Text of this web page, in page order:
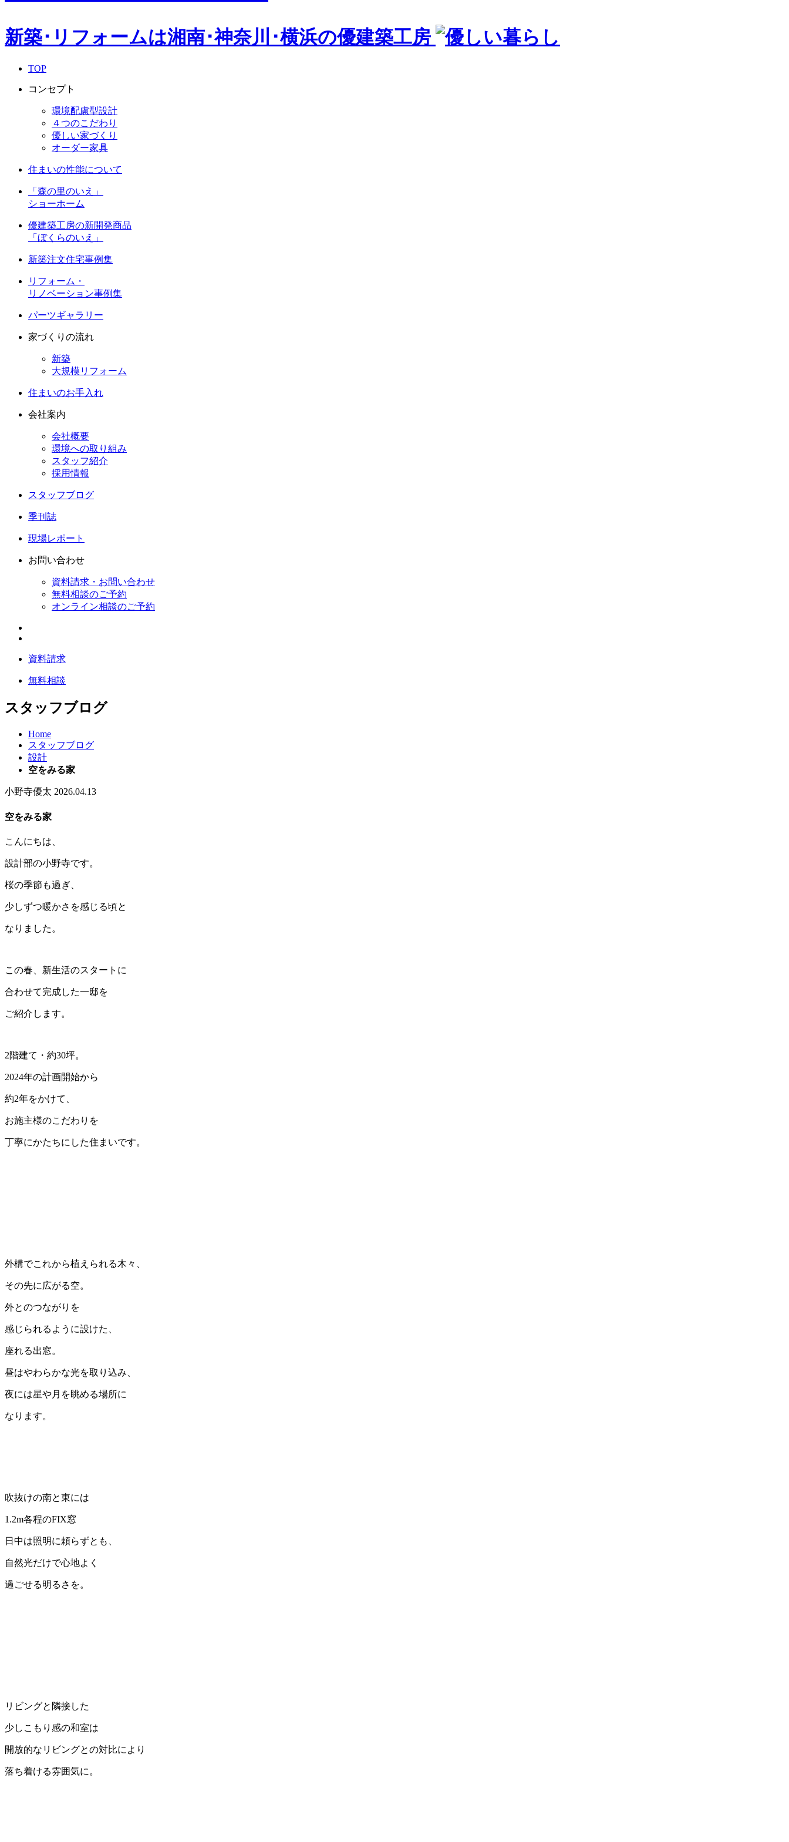
新築･リフォームは湘南･神奈川･横浜の優建築工房
TOP
コンセプト
環境配慮型設計
４つのこだわり
優しい家づくり
オーダー家具
住まいの性能について
「森の里のいえ」
ショーホーム
優建築工房の新開発商品
「ぼくらのいえ」
新築注文住宅事例集
リフォーム・
リノベーション事例集
パーツギャラリー
家づくりの流れ
新築
大規模リフォーム
住まいのお手入れ
会社案内
会社概要
環境への取り組み
スタッフ紹介
採用情報
スタッフブログ
季刊誌
現場レポート
お問い合わせ
資料請求・お問い合わせ
無料相談のご予約
オンライン相談のご予約
資料請求
無料相談
スタッフブログ
Home
スタッフブログ
設計
空をみる家
小野寺優太 2026.04.13
空をみる家
こんにちは、
設計部の小野寺です。
桜の季節も過ぎ、
少しずつ暖かさを感じる頃と
なりました。
この春、新生活のスタートに
合わせて完成した一邸を
ご紹介します。
2階建て・約30坪。
2024年の計画開始から
約2年をかけて、
お施主様のこだわりを
丁寧にかたちにした住まいです。
外構でこれから植えられる木々、
その先に広がる空。
外とのつながりを
感じられるように設けた、
座れる出窓。
昼はやわらかな光を取り込み、
夜には星や月を眺める場所に
なります。
吹抜けの南と東には
1.2m各程のFIX窓
日中は照明に頼らずとも、
自然光だけで心地よく
過ごせる明るさを。
リビングと隣接した
少しこもり感の和室は
開放的なリビングとの対比により
落ち着ける雰囲気に。